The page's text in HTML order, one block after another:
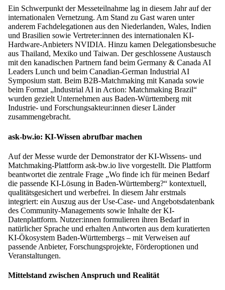
Ein Schwerpunkt der Messeteilnahme lag in diesem Jahr auf der
internationalen Vernetzung. Am Stand zu Gast waren unter
anderem Fachdelegationen aus den Niederlanden, Wales, Indien
und Brasilien sowie Vertreter:innen des internationalen KI-
Hardware-Anbieters NVIDIA. Hinzu kamen Delegationsbesuche
aus Thailand, Mexiko und Taiwan. Der geschlossene Austausch
mit den kanadischen Partnern fand beim Germany & Canada AI
Leaders Lunch und beim Canadian-German Industrial AI
Symposium statt. Beim B2B-Matchmaking mit Kanada sowie
beim Format „Industrial AI in Action: Matchmaking Brazil“
wurden gezielt Unternehmen aus Baden-Württemberg mit
Industrie- und Forschungsakteur:innen dieser Länder
zusammengebracht.
ask-bw.io: KI-Wissen abrufbar machen
Auf der Messe wurde der Demonstrator der KI-Wissens- und
Matchmaking-Plattform ask-bw.io live vorgestellt. Die Plattform
beantwortet die zentrale Frage „Wo finde ich für meinen Bedarf
die passende KI-Lösung in Baden-Württemberg?“ kontextuell,
qualitätsgesichert und werbefrei. In diesem Jahr erstmals
integriert: ein Auszug aus der Use-Case- und Angebotsdatenbank
des Community-Managements sowie Inhalte der KI-
Datenplattform. Nutzer:innen formulieren ihren Bedarf in
natürlicher Sprache und erhalten Antworten aus dem kuratierten
KI-Ökosystem Baden-Württembergs – mit Verweisen auf
passende Anbieter, Forschungsprojekte, Förderoptionen und
Veranstaltungen.
Mittelstand zwischen Anspruch und Realität